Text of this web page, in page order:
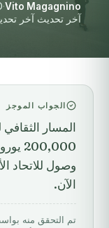
Vito Magagnino
·
آخر تحديث آخر تحديث: 30 أبريل
الجواب الموجز
المسار الثقافي
وصول للاتحاد
الآن.